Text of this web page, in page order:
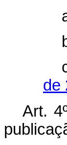
de
Art.